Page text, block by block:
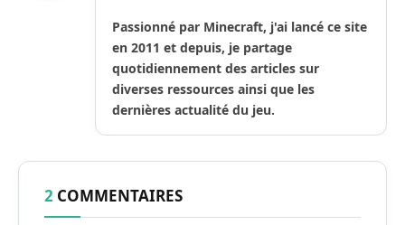
Passionné par Minecraft, j'ai lancé ce site
en 2011 et depuis, je partage
quotidiennement des articles sur
diverses ressources ainsi que les
dernières actualité du jeu.
2 COMMENTAIRES